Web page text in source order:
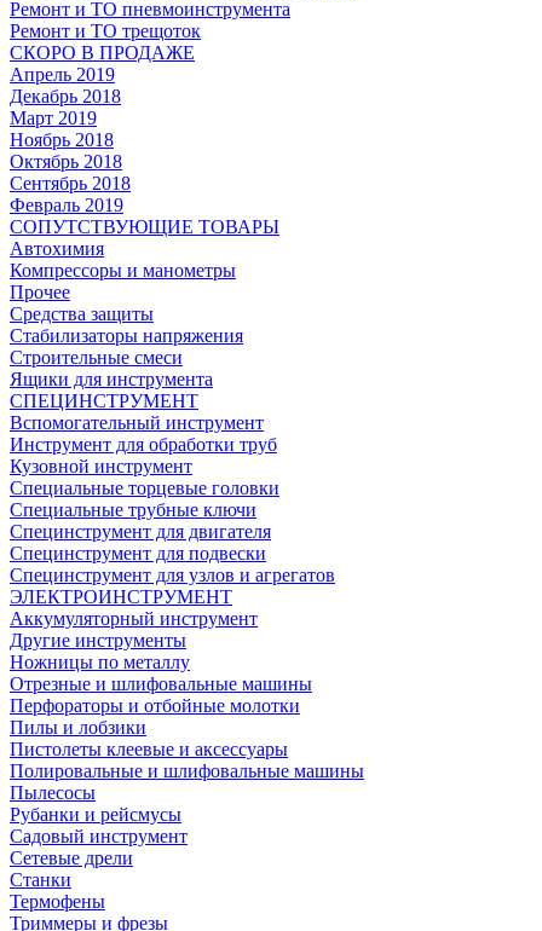
Ремонт и ТО пневмоинструмента
Ремонт и ТО трещоток
СКОРО В ПРОДАЖЕ
Апрель 2019
Декабрь 2018
Март 2019
Ноябрь 2018
Октябрь 2018
Сентябрь 2018
Февраль 2019
СОПУТСТВУЮЩИЕ ТОВАРЫ
Автохимия
Компрессоры и манометры
Прочее
Средства защиты
Стабилизаторы напряжения
Строительные смеси
Ящики для инструмента
СПЕЦИНСТРУМЕНТ
Вспомогательный инструмент
Инструмент для обработки труб
Кузовной инструмент
Специальные торцевые головки
Специальные трубные ключи
Специнструмент для двигателя
Специнструмент для подвески
Специнструмент для узлов и агрегатов
ЭЛЕКТРОИНСТРУМЕНТ
Аккумуляторный инструмент
Другие инструменты
Ножницы по металлу
Отрезные и шлифовальные машины
Перфораторы и отбойные молотки
Пилы и лобзики
Пистолеты клеевые и аксессуары
Полировальные и шлифовальные машины
Пылесосы
Рубанки и рейсмусы
Садовый инструмент
Сетевые дрели
Станки
Термофены
Триммеры и фрезы